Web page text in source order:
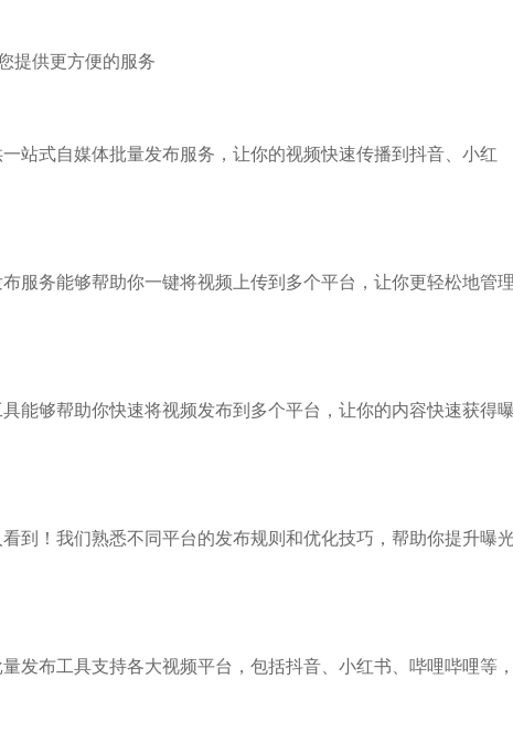
提供更方便的服务
站式自媒体批量发布服务，让你的视频快速传播到抖音、小红
服务能够帮助你一键将视频上传到多个平台，让你更轻松地管
能够帮助你快速将视频发布到多个平台，让你的内容快速获得
到！我们熟悉不同平台的发布规则和优化技巧，帮助你提升曝
发布工具支持各大视频平台，包括抖音、小红书、哔哩哔哩等